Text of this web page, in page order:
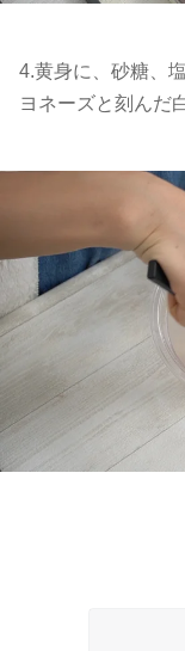
4.黄身に、砂糖、
ヨネーズと刻んだ